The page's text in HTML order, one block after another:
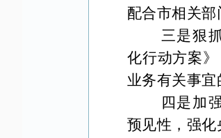
配合市相关部
三是狠
化行动方案
业务有关事
四是加
预见性，强化